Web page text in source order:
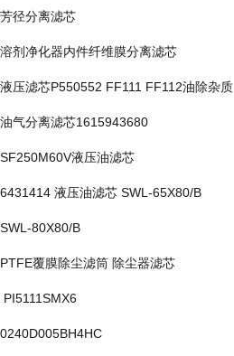
芳径分离滤芯
溶剂净化器内件纤维膜分离滤芯
液压滤芯P550552 FF111 FF112油除杂质
油气分离滤芯1615943680
SF250M60V液压油滤芯
6431414 液压油滤芯 SWL-65X80/B
SWL-80X80/B
PTFE覆膜除尘滤筒 除尘器滤芯
PI5111SMX6
0240D005BH4HC